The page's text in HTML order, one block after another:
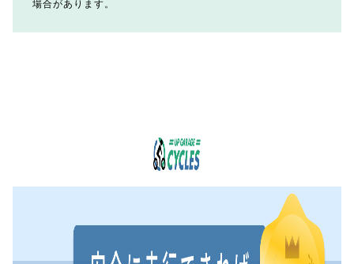
場合があります。